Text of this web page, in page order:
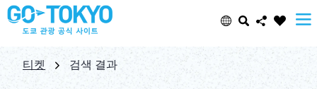
Select Language
Share this page
티켓 검색 결과